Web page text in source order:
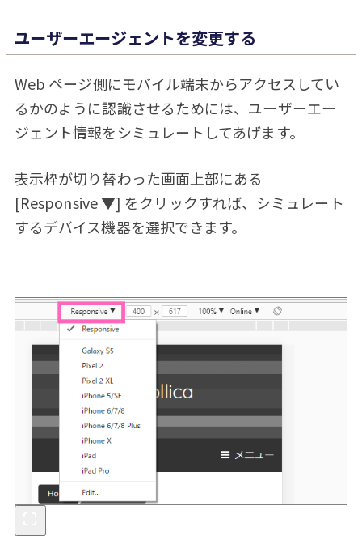
ユーザーエージェントを変更する
Web ページ側にモバイル端末からアクセスしてい
るかのように認識させるためには、ユーザーエー
ジェント情報をシミュレートしてあげます。
表示枠が切り替わった画面上部にある
[Responsive ▼] をクリックすれば、シミュレート
するデバイス機器を選択できます。